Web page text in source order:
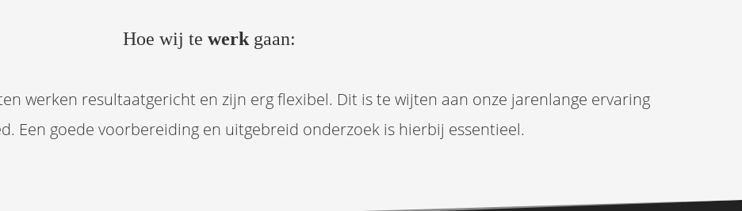
Hoe wij te werk gaan:
werken resultaatgericht en zijn erg flexibel. Dit is te wijten aan onze jarenlange ervaring
Een goede voorbereiding en uitgebreid onderzoek is hierbij essentieel.